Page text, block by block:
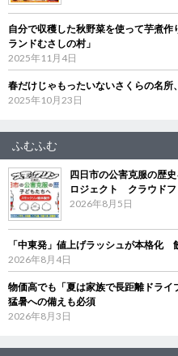
自分で収穫した秋野菜を使って芋煮
ランドむさしの村」
2025年11月4日
春だけじゃもったいないさくらの名所
2025年10月23日
ふむふむ
四日市の公害克服の歴
ロジェクト クラウドフ
2026年8月5日
「中東発」値上げラッシュが本格化
2026年8月4日
物価高でも「夏は家族で長距離ドラ
猛暑への備えも必須
2026年8月3日